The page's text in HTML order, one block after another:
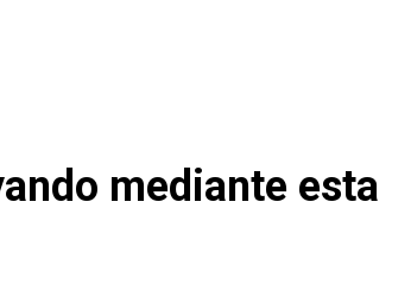
mediante esta